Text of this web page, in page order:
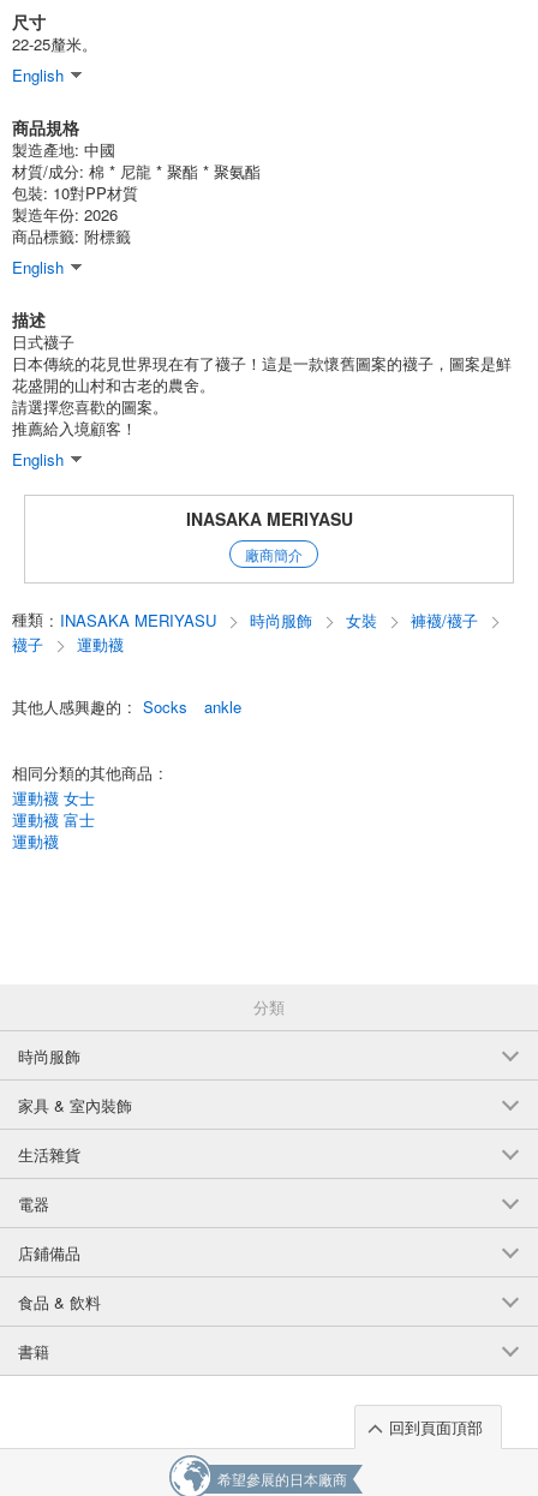
尺寸
22-25釐米。
English
商品規格
製造產地: 中國
材質/成分: 棉 * 尼龍 * 聚酯 * 聚氨酯
包裝: 10對PP材質
製造年份: 2026
商品標籤: 附標籤
English
描述
日式襪子
日本傳統的花見世界現在有了襪子！這是一款懷舊圖案的襪子，圖案是鮮
花盛開的山村和古老的農舍。
請選擇您喜歡的圖案。
推薦給入境顧客！
English
INASAKA MERIYASU
廠商簡介
種類 : INASAKA MERIYASU 時尚服飾 女裝
褲襪/襪子
襪子
運動襪
其他人感興趣的 : Socks ankle
相同分類的其他商品 :
運動襪 女士
運動襪 富士
運動襪
分類
時尚服飾
家具 & 室內裝飾
生活雜貨
電器
店鋪備品
食品 & 飲料
書籍
回到頁面頂部
希望參展的日本廠商